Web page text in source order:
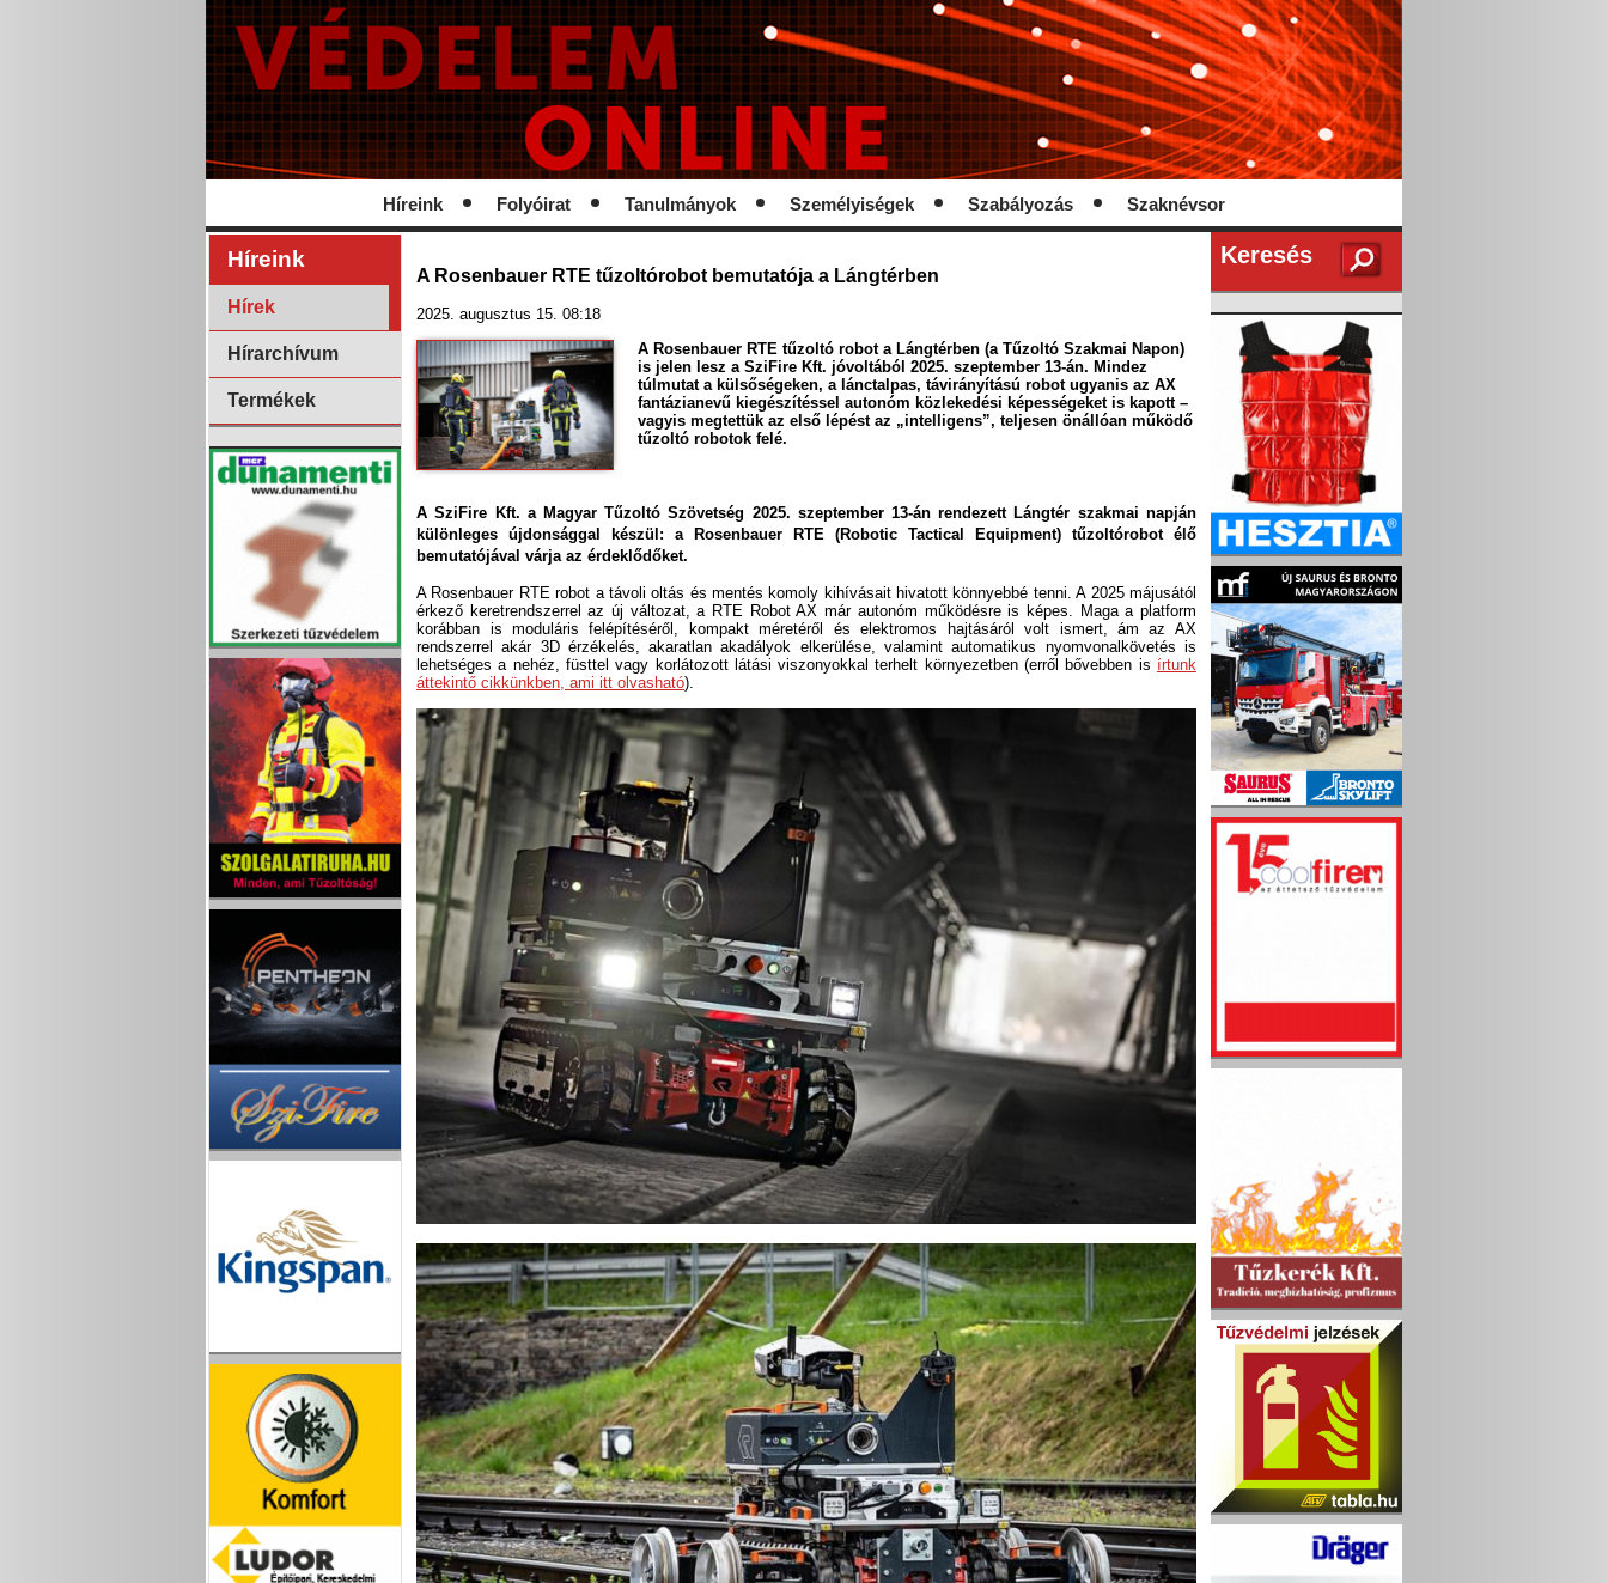
Híreink Folyóirat Tanulmányok Személyiségek Szabályozás Szaknévsor
Híreink
Hírek
Hírarchívum
Termékek
A Rosenbauer RTE tűzoltórobot bemutatója a Lángtérben
2025. augusztus 15. 08:18
A Rosenbauer RTE tűzoltó robot a Lángtérben (a Tűzoltó Szakmai Napon)
is jelen lesz a SziFire Kft. jóvoltából 2025. szeptember 13-án. Mindez
túlmutat a külsőségeken, a lánctalpas, távirányítású robot ugyanis az AX
fantázianevű kiegészítéssel autonóm közlekedési képességeket is kapott –
vagyis megtettük az első lépést az „intelligens”, teljesen önállóan működő
tűzoltó robotok felé.
A SziFire Kft. a Magyar Tűzoltó Szövetség 2025. szeptember 13-án rendezett Lángtér szakmai napján
különleges újdonsággal készül: a Rosenbauer RTE (Robotic Tactical Equipment) tűzoltórobot élő
bemutatójával várja az érdeklődőket.
A Rosenbauer RTE robot a távoli oltás és mentés komoly kihívásait hivatott könnyebbé tenni. A 2025 májusától
érkező keretrendszerrel az új változat, a RTE Robot AX már autonóm működésre is képes. Maga a platform
korábban is moduláris felépítéséről, kompakt méretéről és elektromos hajtásáról volt ismert, ám az AX
rendszerrel akár 3D érzékelés, akaratlan akadályok elkerülése, valamint automatikus nyomvonalkövetés is
lehetséges a nehéz, füsttel vagy korlátozott látási viszonyokkal terhelt környezetben (erről bővebben is írtunk
áttekintő cikkünkben, ami itt olvasható).
Keresés